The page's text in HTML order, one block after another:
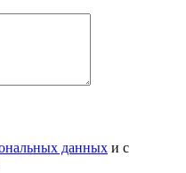
данных и с